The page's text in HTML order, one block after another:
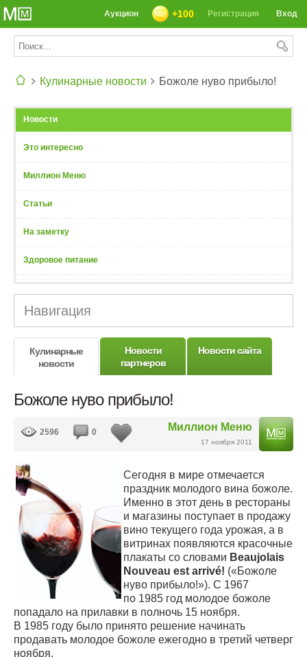
СЕГОДНЯ: 39142 РЕЦЕПТА
Вход
Регистрация
+100
Аукцион
Кулинарные новости Божоле нуво прибыло!
Новости
Это интересно
Миллион Меню
Статьи
На заметку
Здоровое питание
Навигация
Кулинарные
новости
Новости
партнеров
Новости сайта
Божоле нуво прибыло!
Миллион Меню
17 ноября 2011
2596 0
Сегодня в мире отмечается
праздник молодого вина божоле.
Именно в этот день в рестораны
и магазины поступает в продажу
вино текущего года урожая, а в
витринах появляются красочные
плакаты со словами Beaujolais
Nouveau est arrivé! («Божоле
нуво прибыло!»). С 1967
по 1985 год молодое божоле
попадало на прилавки в полночь 15 ноября.
В 1985 году было принято решение начинать
продавать молодое божоле ежегодно в третий четверг
ноября.